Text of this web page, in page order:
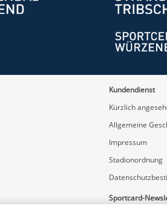
Kundendienst
Kürzlich
Allgemeine
Impressum
Stadionordnung
Sportcard-